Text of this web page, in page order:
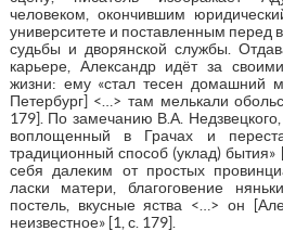
человеком, окончившим
университете и поставленным
судьбы и дворянской службы.
карьере, Александр идёт за
жизни: ему «стал тесен домашний
Петербург] <…> там мелькали
179]. По замечанию В.А.
воплощенный в Грачах и
традиционный способ (уклад) бытия»
себя далеким от простых
ласки матери, благоговение
постель, вкусные яства <…> он
неизвестное» [1, с. 179].